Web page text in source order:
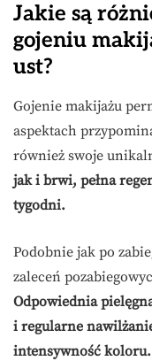
Jakie są
gojeniu
ust?
Gojenie makijażu
aspektach
również swoje
jak i brwi, pełna
tygodni.
Podobnie jak po
zaleceń
Odpowiednia
i regularne
intensywność koloru.